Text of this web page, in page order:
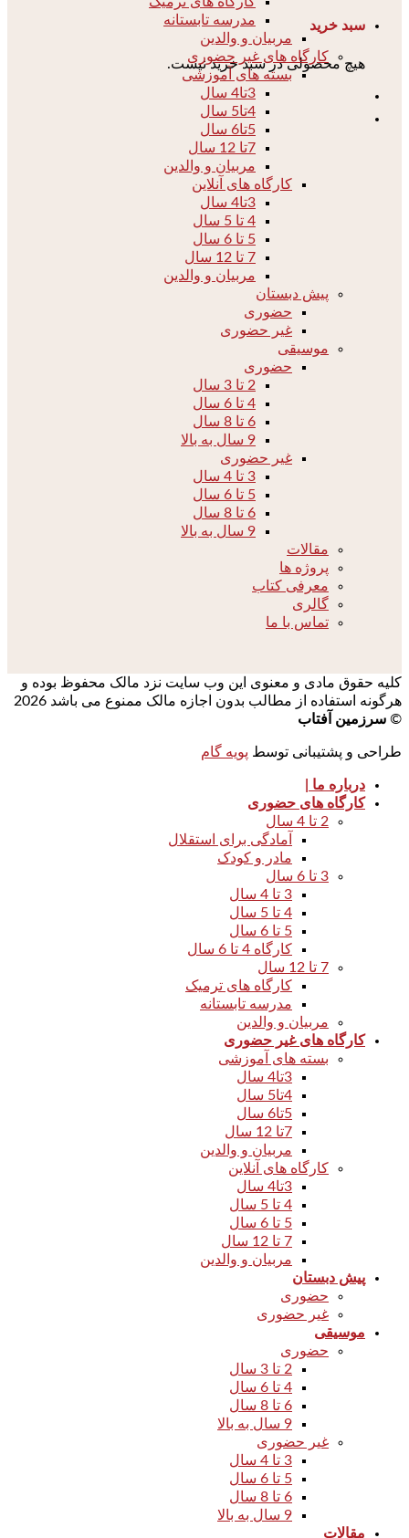
سبد خرید
هیچ محصولی در سبد خرید نیست.
مدرسه تابستانه
مربیان و والدین
کارگاه های غیر حضوری
بسته های آموزشی
3تا4 سال
4تا5 سال
5تا6 سال
7تا 12 سال
مربیان و والدین
کارگاه های آنلاین
3تا4 سال
4 تا 5 سال
5 تا 6 سال
7 تا 12 سال
مربیان و والدین
پیش دبستان
حضوری
غیر حضوری
موسیقی
حضوری
2 تا 3 سال
4 تا 6 سال
6 تا 8 سال
9 سال به بالا
غیر حضوری
3 تا 4 سال
5 تا 6 سال
6 تا 8 سال
9 سال به بالا
مقالات
پروژه ها
معرفی کتاب
گالری
تماس با ما
کلیه حقوق مادی و معنوی این وب سایت نزد مالک محفوظ بوده و
هرگونه استفاده از مطالب بدون اجازه مالک ممنوع می باشد 2026
© سرزمین آفتاب
طراحی و پشتیبانی توسط پویه گام
درباره ما |
کارگاه های حضوری
2 تا 4 سال
آمادگی برای استقلال
مادر و کودک
3 تا 6 سال
3 تا 4 سال
4 تا 5 سال
5 تا 6 سال
کارگاه 4 تا 6 سال
7 تا 12 سال
کارگاه های ترمیک
مدرسه تابستانه
مربیان و والدین
کارگاه های غیر حضوری
بسته های آموزشی
3تا4 سال
4تا5 سال
5تا6 سال
7تا 12 سال
مربیان و والدین
کارگاه های آنلاین
3تا4 سال
4 تا 5 سال
5 تا 6 سال
7 تا 12 سال
مربیان و والدین
پیش دبستان
حضوری
غیر حضوری
موسیقی
حضوری
2 تا 3 سال
4 تا 6 سال
6 تا 8 سال
9 سال به بالا
غیر حضوری
3 تا 4 سال
5 تا 6 سال
6 تا 8 سال
9 سال به بالا
مقالات